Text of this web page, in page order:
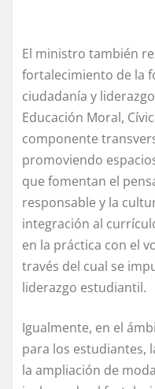
El ministro también
fortalecimiento de la
ciudadanía y
Educación Moral,
componente
promoviendo
que fomentan el
responsable y la
integración al
en la práctica con el
través del cual se
liderazgo estudiantil.
Igualmente, en el
para los estudiantes,
la ampliación de